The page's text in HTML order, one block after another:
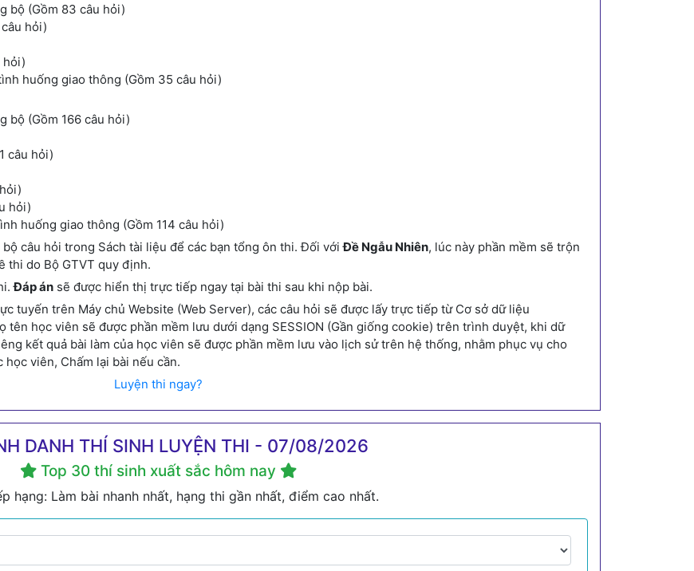
bộ (Gồm 83 câu hỏi)
hỏi)
hỏi)
huống giao thông (Gồm 35 câu hỏi)
bộ (Gồm 166 câu hỏi)
câu hỏi)
hỏi)
huống giao thông (Gồm 114 câu hỏi)
câu hỏi trong Sách tài liệu để các bạn tổng ôn thi. Đối vớiĐề Ngẫu Nhiên, lúc này phần mềm sẽ trộn
thi do Bộ GTVT quy định.
Đáp án sẽ được hiển thị trực tiếp ngay tại bài thi sau khi nộp bài.
tuyến trên Máy chủ Website (Web Server), các câu hỏi sẽ được lấy trực tiếp từ Cơ sở dữ liệu
tên học viên sẽ được phần mềm lưu dưới dạng SESSION (Gần giống cookie) trên trình duyệt, khi dữ
kết quả bài làm của học viên sẽ được phần mềm lưu vào lịch sử trên hệ thống, nhằm phục vụ cho
viên, Chấm lại bài nếu cần.
Luyện thi ngay?
DANH THÍ SINH LUYỆN THI - 07/08/2026
Top 30 thí sinh xuất sắc hôm nay
hạng: Làm bài nhanh nhất, hạng thi gần nhất, điểm cao nhất.